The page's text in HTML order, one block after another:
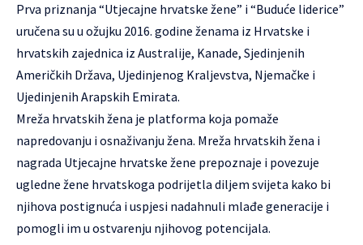
Prva priznanja “Utjecajne hrvatske žene” i “Buduće liderice”
uručena su u ožujku 2016. godine ženama iz Hrvatske i
hrvatskih zajednica iz Australije, Kanade, Sjedinjenih
Američkih Država, Ujedinjenog Kraljevstva, Njemačke i
Ujedinjenih Arapskih Emirata.
Mreža hrvatskih žena je platforma koja pomaže
napredovanju i osnaživanju žena. Mreža hrvatskih žena i
nagrada Utjecajne hrvatske žene prepoznaje i povezuje
ugledne žene hrvatskoga podrijetla diljem svijeta kako bi
njihova postignuća i uspjesi nadahnuli mlađe generacije i
pomogli im u ostvarenju njihovog potencijala.